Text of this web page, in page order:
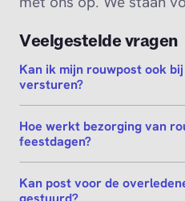
Veelgestelde vragen
Kan ik mijn rouwpost ook
versturen?
Hoe werkt bezorging van
feestdagen?
Kan post voor de